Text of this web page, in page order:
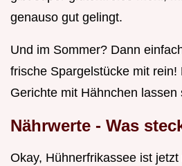
genauso gut gelingt.
Und im Sommer? Dann
frische Spargelstücke mit
Gerichte mit Hähnchen
Nährwerte - Was
Okay, Hühnerfrikassee ist